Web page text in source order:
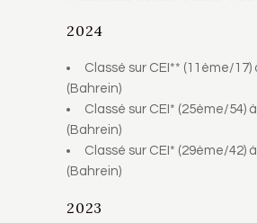
2024
Classé sur CEI** (11ème/17)
(Bahrein)
Classé sur CEI* (25ème/54)
(Bahrein)
Classé sur CEI* (29ème/42)
(Bahrein)
2023